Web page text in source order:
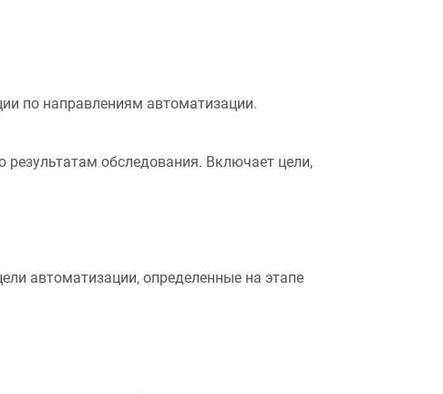
по направлениям автоматизации.
обследования. Включает цели,
автоматизации, определенные на этапе